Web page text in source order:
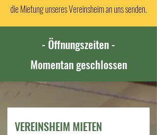
die Mietung unseres Vereinsheim an uns senden.
- Öffnungszeiten -
Momentan geschlossen
VEREINSHEIM MIETEN